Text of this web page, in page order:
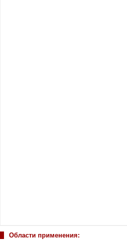
Области применения: